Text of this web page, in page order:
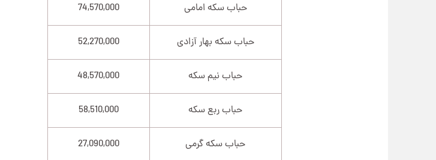
حباب سکه امامی 74,570,000
حباب سکه بهار آزادی 52,270,000
حباب نیم سکه 48,570,000
حباب ربع سکه 58,510,000
حباب سکه گرمی 27,090,000